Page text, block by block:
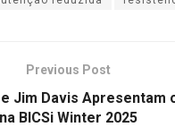
Previous Post
Jim Davis Apresentam
na BICSi Winter 2025